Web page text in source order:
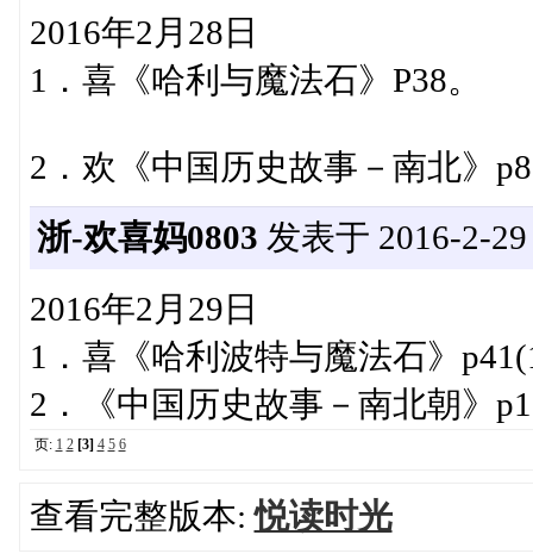
2016年2月28日
1．喜《哈利与魔法石》P38。
2．欢《中国历史故事－南北》
浙-欢喜妈0803 发表于 2016-2-
2016年2月29日
1．喜《哈利波特与魔法石》
2．《中国历史故事－南北朝》
页: 1 2 [3] 4 5 6
查看完整版本:悦读时光